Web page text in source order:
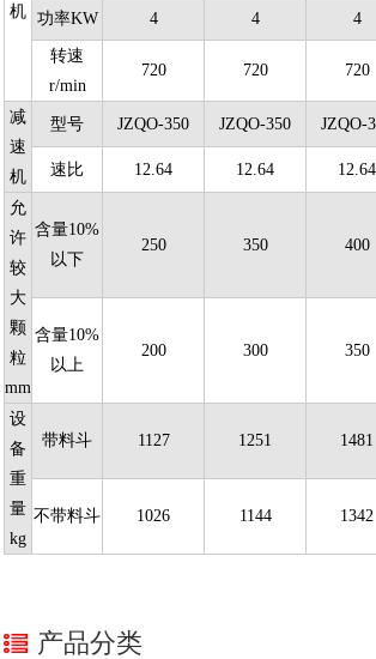
机 功率KW 4 4 4
转速
r/min
720 720 720
减
速
机
型号 JZQO-350 JZQO-350 JZQO-
速比 12.64 12.64 12.64
允
许
较
大
颗
粒
mm
含量10%
以下
250 350 400
含量10%
以上
200 300 350
设
备
重
量
kg
带料斗 1127 1251 1481
不带料斗 1026 1144 1342
产品分类